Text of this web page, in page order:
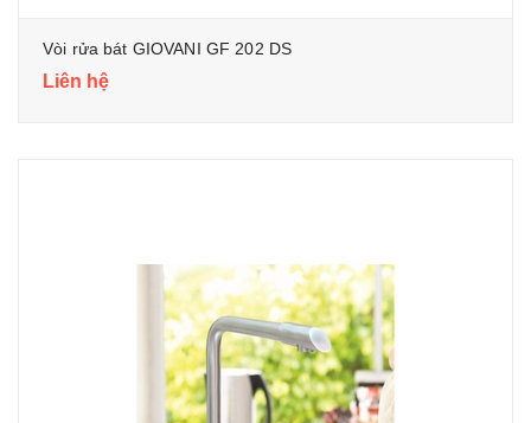
Vòi rửa bát GIOVANI GF 202 DS
Liên hệ